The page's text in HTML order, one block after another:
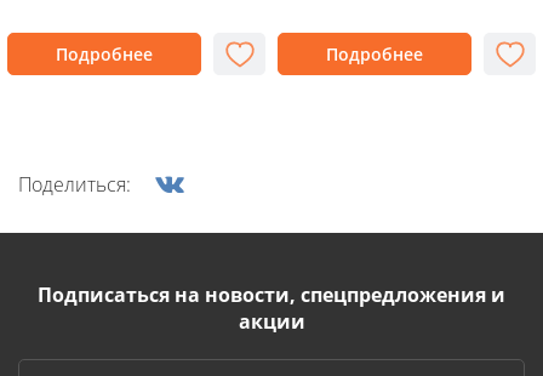
Подробнее Подробнее
Поделиться:
Подписаться на новости, спецпредложения и
акции